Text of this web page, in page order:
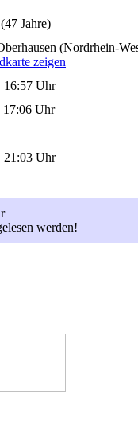
Jahre)
(Nordrhein-
zeigen
16:57 Uhr
17:06 Uhr
21:03 Uhr
werden!